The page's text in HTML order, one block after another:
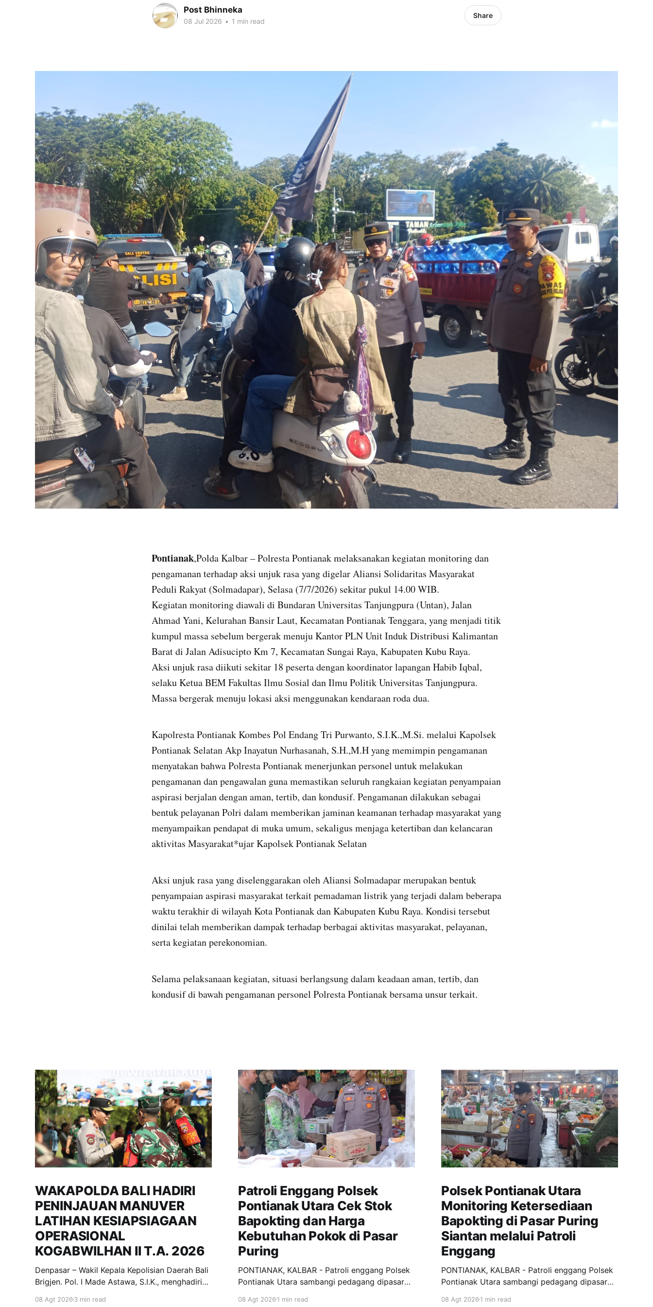
Post Bhinneka
08 Jul 2026 • 1 min read
Share
Pontianak,Polda Kalbar – Polresta Pontianak melaksanakan kegiatan monitoring dan
pengamanan terhadap aksi unjuk rasa yang digelar Aliansi Solidaritas Masyarakat
Peduli Rakyat (Solmadapar), Selasa (7/7/2026) sekitar pukul 14.00 WIB.
Kegiatan monitoring diawali di Bundaran Universitas Tanjungpura (Untan), Jalan
Ahmad Yani, Kelurahan Bansir Laut, Kecamatan Pontianak Tenggara, yang menjadi titik
kumpul massa sebelum bergerak menuju Kantor PLN Unit Induk Distribusi Kalimantan
Barat di Jalan Adisucipto Km 7, Kecamatan Sungai Raya, Kabupaten Kubu Raya.
Aksi unjuk rasa diikuti sekitar 18 peserta dengan koordinator lapangan Habib Iqbal,
selaku Ketua BEM Fakultas Ilmu Sosial dan Ilmu Politik Universitas Tanjungpura.
Massa bergerak menuju lokasi aksi menggunakan kendaraan roda dua.
Kapolresta Pontianak Kombes Pol Endang Tri Purwanto, S.I.K.,M.Si. melalui Kapolsek
Pontianak Selatan Akp Inayatun Nurhasanah, S.H.,M.H yang memimpin pengamanan
menyatakan bahwa Polresta Pontianak menerjunkan personel untuk melakukan
pengamanan dan pengawalan guna memastikan seluruh rangkaian kegiatan penyampaian
aspirasi berjalan dengan aman, tertib, dan kondusif. Pengamanan dilakukan sebagai
bentuk pelayanan Polri dalam memberikan jaminan keamanan terhadap masyarakat yang
menyampaikan pendapat di muka umum, sekaligus menjaga ketertiban dan kelancaran
aktivitas Masyarakat*ujar Kapolsek Pontianak Selatan
Aksi unjuk rasa yang diselenggarakan oleh Aliansi Solmadapar merupakan bentuk
penyampaian aspirasi masyarakat terkait pemadaman listrik yang terjadi dalam beberapa
waktu terakhir di wilayah Kota Pontianak dan Kabupaten Kubu Raya. Kondisi tersebut
dinilai telah memberikan dampak terhadap berbagai aktivitas masyarakat, pelayanan,
serta kegiatan perekonomian.
Selama pelaksanaan kegiatan, situasi berlangsung dalam keadaan aman, tertib, dan
kondusif di bawah pengamanan personel Polresta Pontianak bersama unsur terkait.
WAKAPOLDA BALI HADIRI
PENINJAUAN MANUVER
LATIHAN KESIAPSIAGAAN
OPERASIONAL
KOGABWILHAN II T.A. 2026
Denpasar – Wakil Kepala Kepolisian Daerah Bali
Brigjen. Pol. I Made Astawa, S.I.K., menghadiri
rangka Latihan Kesiapsiagaan Operasional
08 Agt 2026 3 min read
Patroli Enggang Polsek
Pontianak Utara Cek Stok
Bapokting dan Harga
Kebutuhan Pokok di Pasar
Puring
PONTIANAK, KALBAR - Patroli enggang Polsek
Pontianak Utara sambangi pedagang dipasar
Bahan pokok penting (Bapokting) dan situasi
08 Agt 20261 min read
Polsek Pontianak Utara
Monitoring Ketersediaan
Bapokting di Pasar Puring
Siantan melalui Patroli
Enggang
PONTIANAK, KALBAR - Patroli enggang Polsek
Pontianak Utara sambangi pedagang dipasar
Bahan pokok penting (Bapokting) dan situasi
08 Agt 20261 min read